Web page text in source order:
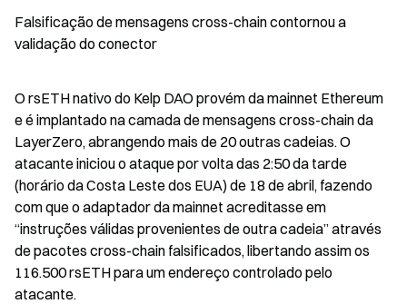
Falsificação de mensagens cross-chain contornou a
validação do conector
O rsETH nativo do Kelp DAO provém da mainnet Ethereum
e é implantado na camada de mensagens cross-chain da
LayerZero, abrangendo mais de 20 outras cadeias. O
atacante iniciou o ataque por volta das 2:50 da tarde
(horário da Costa Leste dos EUA) de 18 de abril, fazendo
com que o adaptador da mainnet acreditasse em
“instruções válidas provenientes de outra cadeia” através
de pacotes cross-chain falsificados, libertando assim os
116.500 rsETH para um endereço controlado pelo
atacante.